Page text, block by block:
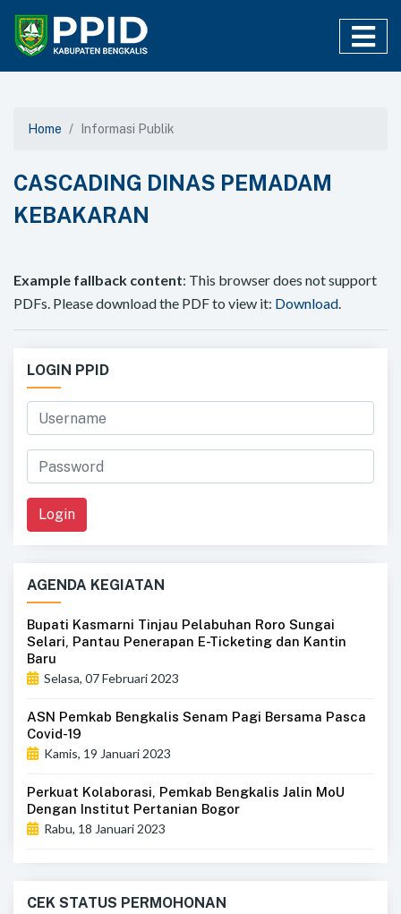
Home Informasi Publik
CASCADING DINAS PEMADAM
KEBAKARAN
Example fallback content: This browser does not support
PDFs. Please download the PDF to view it: Download.
LOGIN PPID
Login
AGENDA KEGIATAN
Bupati Kasmarni Tinjau Pelabuhan Roro Sungai
Selari, Pantau Penerapan E-Ticketing dan Kantin
Baru
Selasa, 07 Februari 2023
ASN Pemkab Bengkalis Senam Pagi Bersama Pasca
Covid-19
Kamis, 19 Januari 2023
Perkuat Kolaborasi, Pemkab Bengkalis Jalin MoU
Dengan Institut Pertanian Bogor
Rabu, 18 Januari 2023
CEK STATUS PERMOHONAN